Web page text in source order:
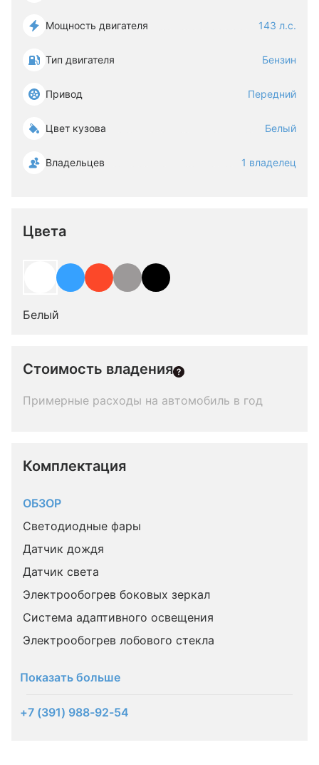
Мощность двигателя 143 л.с.
Тип двигателя Бензин
Привод Передний
Цвет кузова Белый
Владельцев 1 владелец
Цвета
Белый
Стоимость владения
Примерные расходы на автомобиль в год
Комплектация
ОБЗОР
Светодиодные фары
Датчик дождя
Датчик света
Электрообогрев боковых зеркал
Система адаптивного освещения
Электрообогрев лобового стекла
Показать больше
+7 (391) 988-92-54